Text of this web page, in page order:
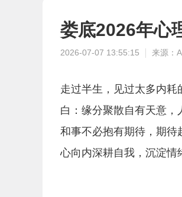
娄底2026年心
2026-07-07 13:55:15 来源：
走过半生，见过太多内耗
白：缘分聚散自有天意
和事不必抱有期待，期待
心向内深耕自我，沉淀情